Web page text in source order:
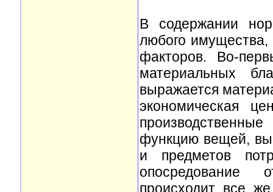
В содержании
любого имущества,
факторов. Во-
материальных
выражается
экономическая
функцию вещей,
и предметов
опосредование
происходит все